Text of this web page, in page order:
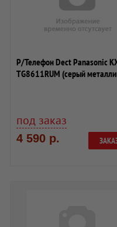
Р/Телефон Dect Panasonic
TG8611RUM (серый
под заказ
4 590 р.